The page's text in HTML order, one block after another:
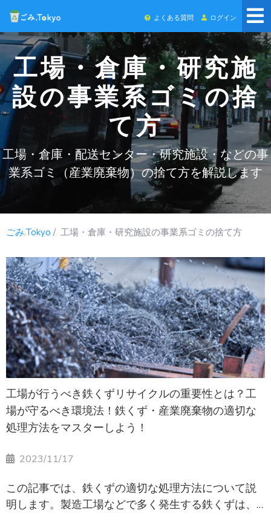
よくある質問 ログイン
工場・倉庫・研究施
設の事業系ゴミの捨
て方
工場・倉庫・配送センター・研究施設・などの事
業系ゴミ（産業廃棄物）の捨て方を解説します
ごみ.Tokyo / 工場・倉庫・研究施設の事業系ゴミの捨て方
工場が行うべき鉄くずリサイクルの重要性とは？工
場が守るべき環境法！鉄くず・産業廃棄物の適切な
処理方法をマスターしよう！
2023/11/17
この記事では、鉄くずの適切な処理方法について説
明します。製造工場などで多く発生する鉄くずは、